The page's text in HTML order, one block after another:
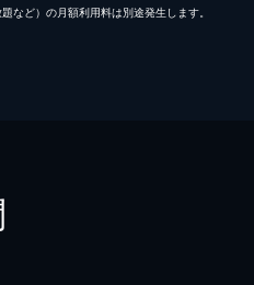
など）の月額利用料は別途発生します。